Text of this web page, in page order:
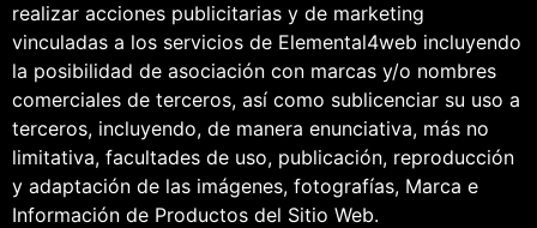
realizar acciones publicitarias y de marketing
vinculadas a los servicios de Elemental4web incluyendo
la posibilidad de asociación con marcas y/o nombres
comerciales de terceros, así como sublicenciar su uso a
terceros, incluyendo, de manera enunciativa, más no
limitativa, facultades de uso, publicación, reproducción
y adaptación de las imágenes, fotografías, Marca e
Información de Productos del Sitio Web.